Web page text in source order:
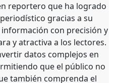
reportero que ha logrado
gracias a su
con precisión y
y atractiva a los lectores.
datos complejos en
que el público no
también comprenda el